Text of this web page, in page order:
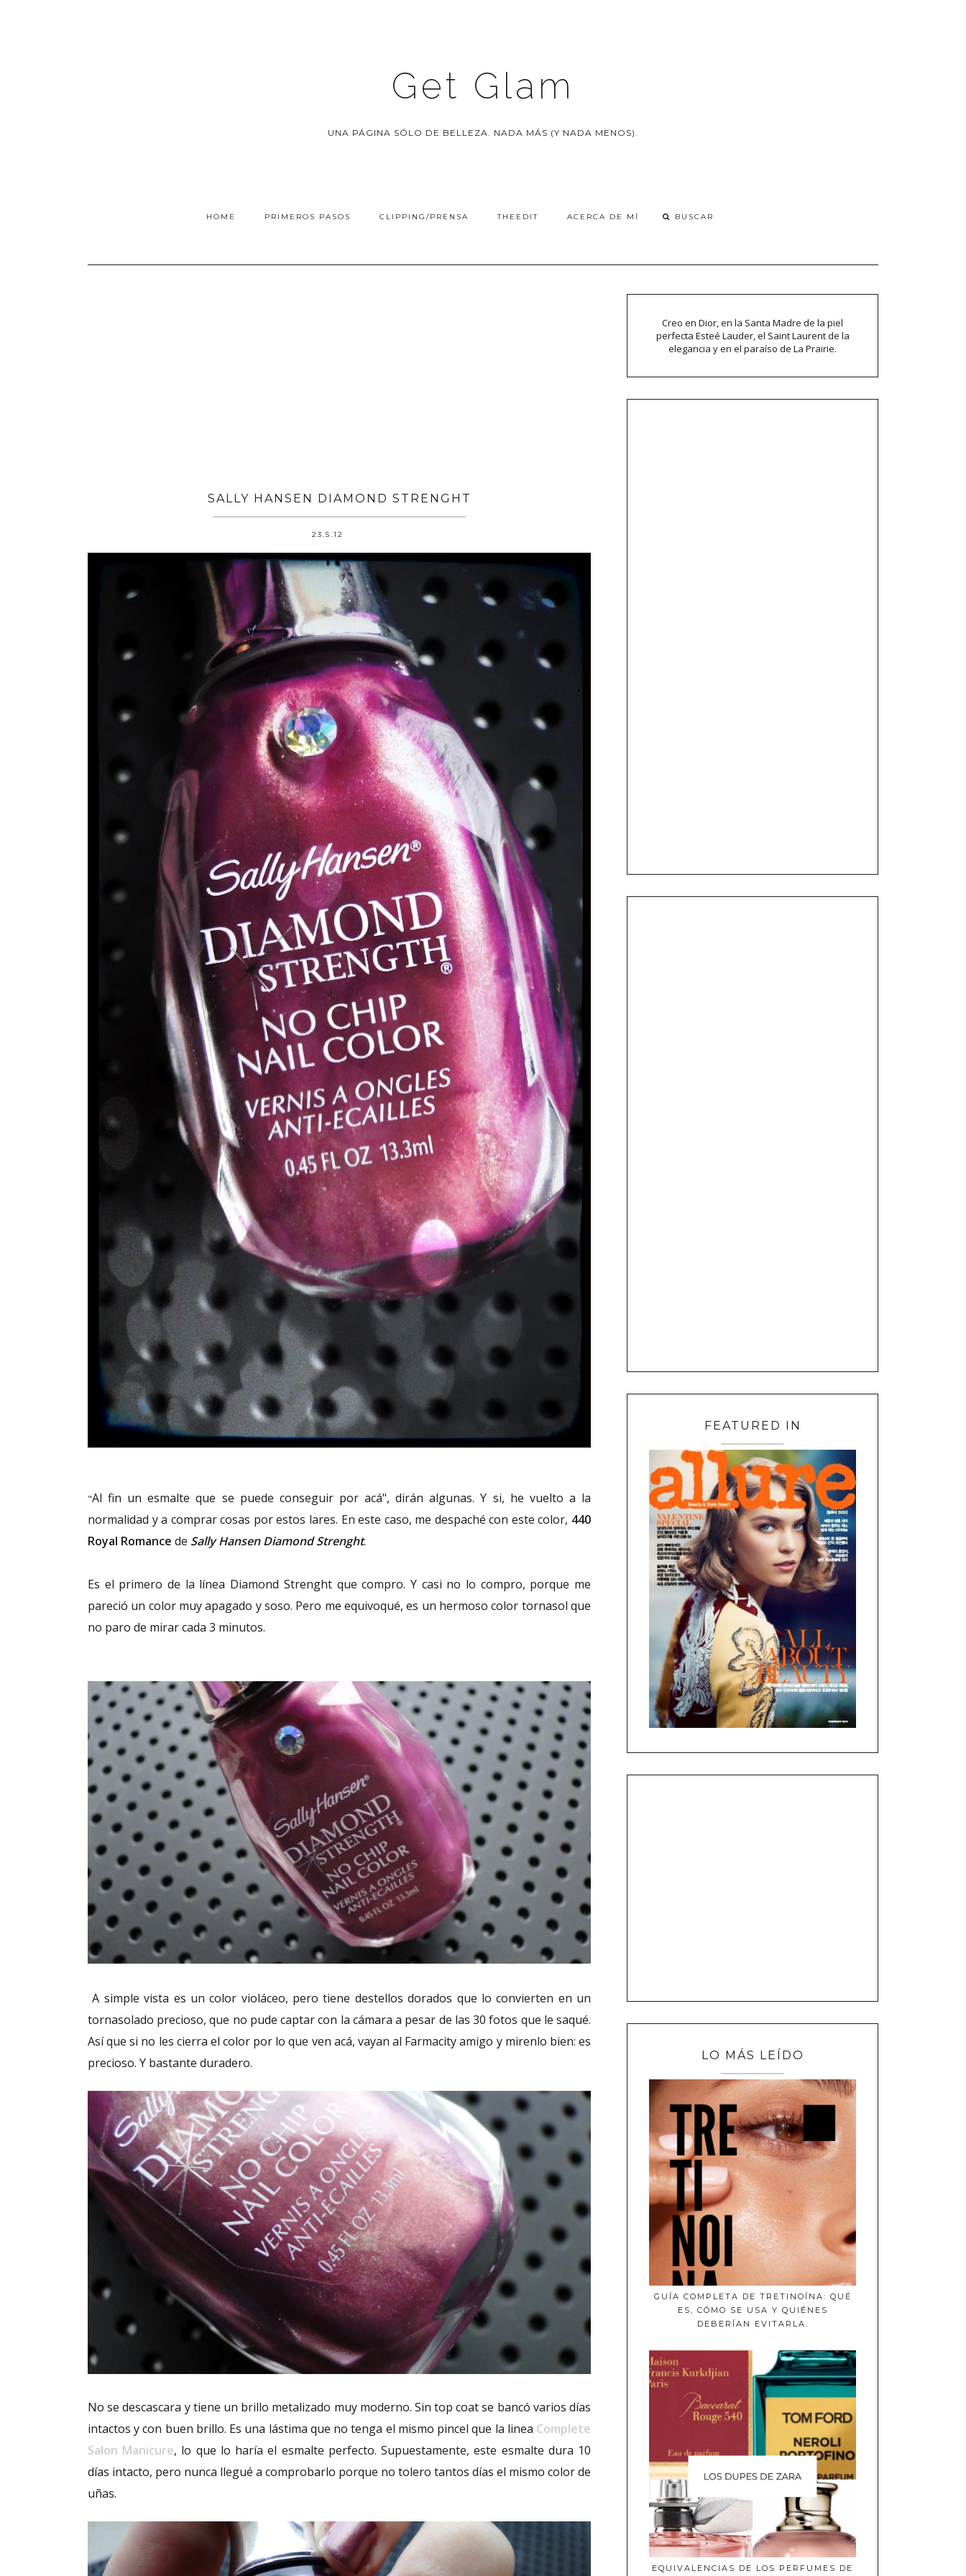
Get Glam
UNA PÁGINA SÓLO DE BELLEZA. NADA MÁS (Y NADA MENOS).
HOME PRIMEROS PASOS CLIPPING/PRENSA THEEDIT ACERCA DE MÍ
SALLY HANSEN DIAMOND STRENGHT
23.5.12
"Al fin un esmalte que se puede conseguir por acá", dirán algunas. Y si, he vuelto a la
normalidad y a comprar cosas por estos lares. En este caso, me despaché con este color, 440
Royal Romance de Sally Hansen Diamond Strenght.
Es el primero de la línea Diamond Strenght que compro. Y casi no lo compro, porque me
pareció un color muy apagado y soso. Pero me equivoqué, es un hermoso color tornasol que
no paro de mirar cada 3 minutos.
A simple vista es un color violáceo, pero tiene destellos dorados que lo convierten en un
tornasolado precioso, que no pude captar con la cámara a pesar de las 30 fotos que le saqué.
Así que si no les cierra el color por lo que ven acá, vayan al Farmacity amigo y mirenlo bien: es
precioso. Y bastante duradero.
No se descascara y tiene un brillo metalizado muy moderno. Sin top coat se bancó varios días
intactos y con buen brillo. Es una lástima que no tenga el mismo pincel que la linea Complete
Salon Manicure, lo que lo haría el esmalte perfecto. Supuestamente, este esmalte dura 10
días intacto, pero nunca llegué a comprobarlo porque no tolero tantos días el mismo color de
uñas.
Creo en Dior, en la Santa Madre de la piel
perfecta Esteé Lauder, el Saint Laurent de la
elegancia y en el paraíso de La Prairie.
FEATURED IN
LO MÁS LEÍDO
GUÍA COMPLETA DE TRETINOÍNA: QUÉ
ES, CÓMO SE USA Y QUIÉNES
DEBERÍAN EVITARLA.
EQUIVALENCIAS DE LOS PERFUMES DE